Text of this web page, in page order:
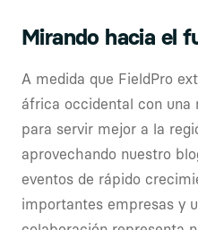
Mirando hacia el
A medida que FieldPro
áfrica occidental con una
para servir mejor a la
aprovechando nuestro
eventos de rápido
importantes empresas y